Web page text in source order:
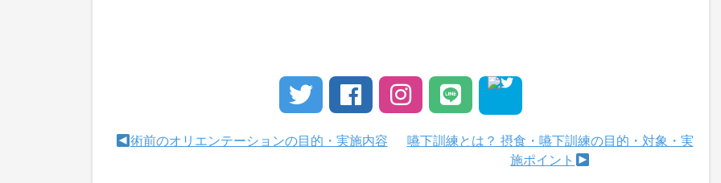
術前のオリエンテーションの目的・実施内容
嚥下訓練とは？ 摂食・嚥下訓練の目的・対象・実
施ポイント